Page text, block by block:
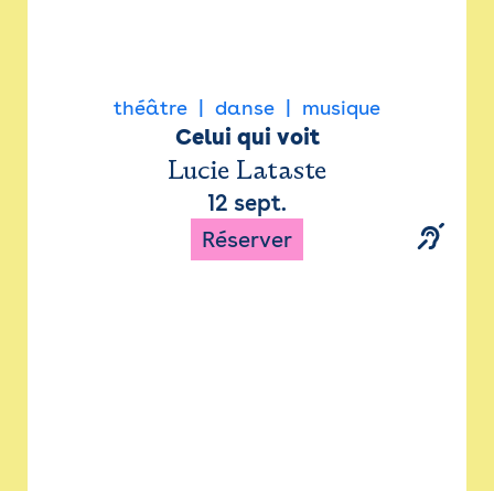
théâtre danse musique
Celui qui voit
Lucie Lataste
12 sept.
Réserver